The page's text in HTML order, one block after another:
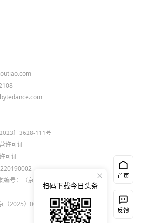
〕3628-111号
许可证
可证
号：（京）网药械信
（2025）0000021
首页
反馈
扫码下载今日头条